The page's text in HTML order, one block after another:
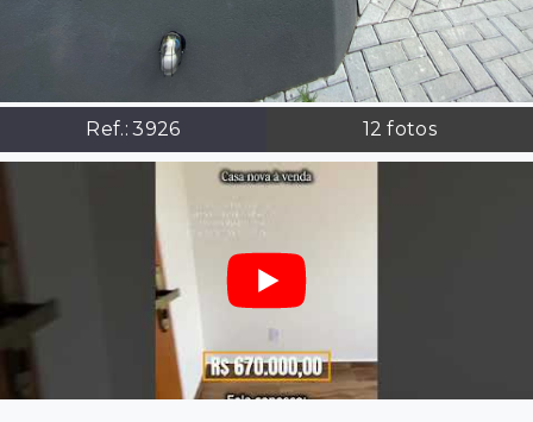
Ref.:3926 12 fotos